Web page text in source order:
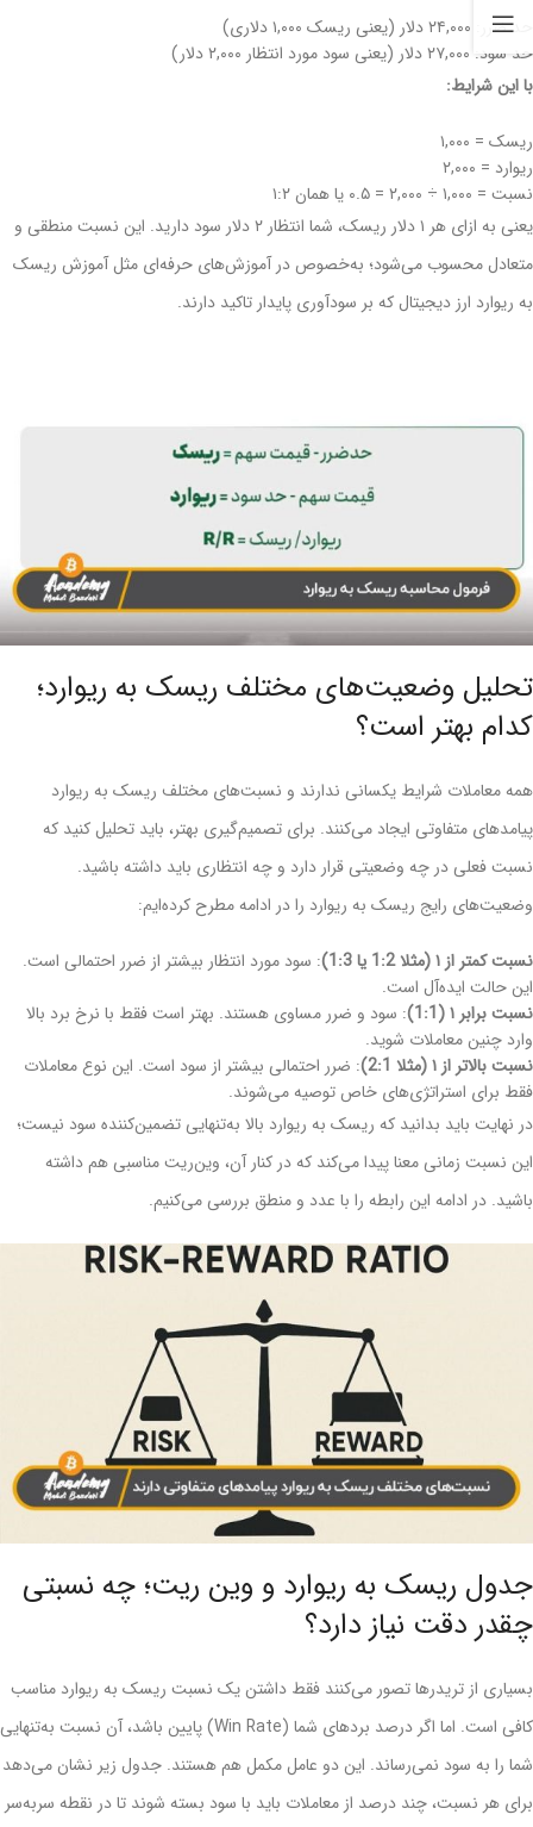
حد ضرر: ۲۴,۰۰۰ دلار (یعنی ریسک ۱,۰۰۰ دلاری)
حد سود: ۲۷,۰۰۰ دلار (یعنی سود مورد انتظار ۲,۰۰۰ دلار)
با این شرایط:
ریسک = ۱,۰۰۰
ریوارد = ۲,۰۰۰
نسبت = ۱,۰۰۰ ÷ ۲,۰۰۰ = ۰.۵ یا همان ۱:۲
یعنی به ازای هر ۱ دلار ریسک، شما انتظار ۲ دلار سود دارید. این نسبت منطقی و
متعادل محسوب می‌شود؛ به‌خصوص در آموزش‌های حرفه‌ای مثل آموزش ریسک
به ریوارد ارز دیجیتال که بر سودآوری پایدار تاکید دارند.
تحلیل وضعیت‌های مختلف ریسک به ریوارد؛
کدام بهتر است؟
همه معاملات شرایط یکسانی ندارند و نسبت‌های مختلف ریسک به ریوارد
پیامدهای متفاوتی ایجاد می‌کنند. برای تصمیم‌گیری بهتر، باید تحلیل کنید که
نسبت فعلی در چه وضعیتی قرار دارد و چه انتظاری باید داشته باشید.
وضعیت‌های رایج ریسک به ریوارد را در ادامه مطرح کرده‌ایم:
نسبت کمتر از ۱ (مثلا 1:2 یا 1:3)
: سود مورد انتظار بیشتر از ضرر احتمالی است.
این حالت ایده‌آل است.
نسبت برابر ۱ (1:1)
: سود و ضرر مساوی هستند. بهتر است فقط با نرخ برد بالا
وارد چنین معاملات شوید.
نسبت بالاتر از ۱ (مثلا 2:1)
: ضرر احتمالی بیشتر از سود است. این نوع معاملات
فقط برای استراتژی‌های خاص توصیه می‌شوند.
در نهایت باید بدانید که ریسک به ریوارد بالا به‌تنهایی تضمین‌کننده سود نیست؛
این نسبت زمانی معنا پیدا می‌کند که در کنار آن، وین‌ریت مناسبی هم داشته
باشید. در ادامه این رابطه را با عدد و منطق بررسی می‌کنیم.
جدول ریسک به ریوارد و وین ریت؛ چه نسبتی
چقدر دقت نیاز دارد؟
بسیاری از تریدرها تصور می‌کنند فقط داشتن یک نسبت ریسک به ریوارد مناسب
کافی‌ است. اما اگر درصد بردهای شما (Win Rate) پایین باشد، آن نسبت به‌تنهایی
شما را به سود نمی‌رساند. این دو عامل مکمل هم هستند. جدول زیر نشان می‌دهد
برای هر نسبت، چند درصد از معاملات باید با سود بسته شوند تا در نقطه سربه‌سر